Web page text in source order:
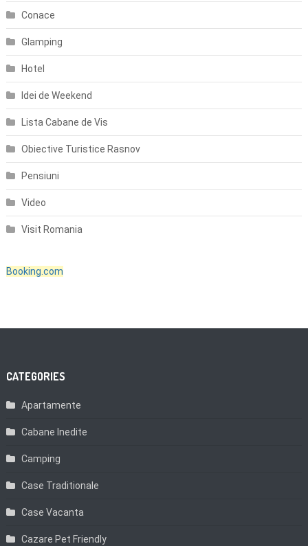
Conace
Glamping
Hotel
Idei de Weekend
Lista Cabane de Vis
Obiective Turistice Rasnov
Pensiuni
Video
Visit Romania
Booking.com
CATEGORIES
Apartamente
Cabane Inedite
Camping
Case Traditionale
Case Vacanta
Cazare Pet Friendly